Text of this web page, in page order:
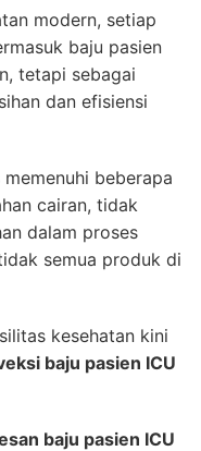
modern, setiap
baju pasien
tetapi sebagai
dan efisiensi
beberapa
cairan, tidak
dalam proses
semua produk di
kesehatan kini
baju pasien ICU
baju pasien ICU